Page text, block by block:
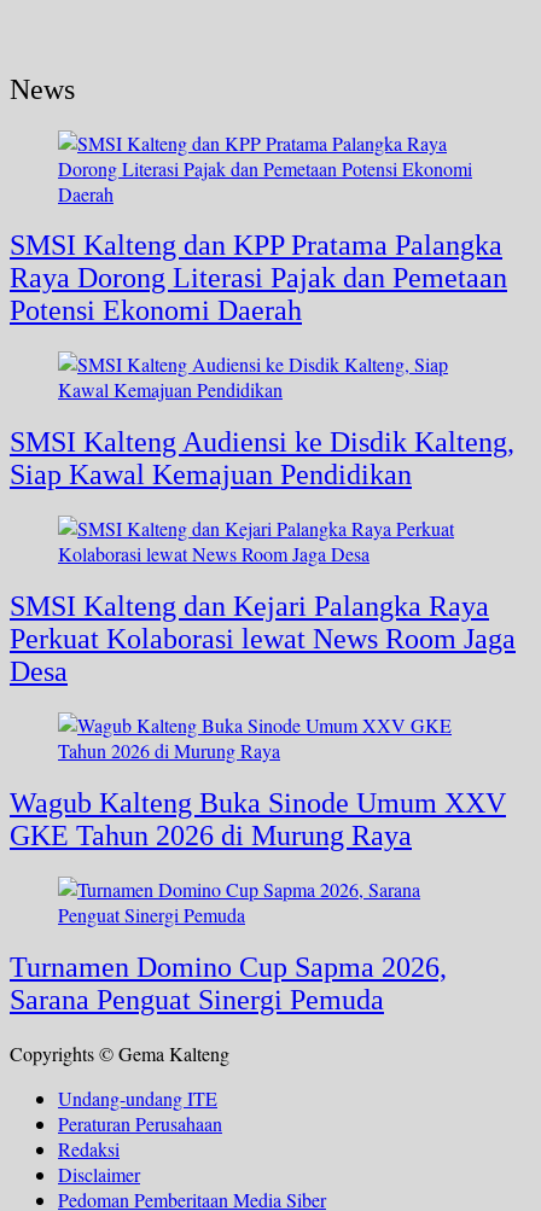
News
SMSI Kalteng dan KPP Pratama Palangka
Raya Dorong Literasi Pajak dan Pemetaan
Potensi Ekonomi Daerah
SMSI Kalteng Audiensi ke Disdik Kalteng,
Siap Kawal Kemajuan Pendidikan
SMSI Kalteng dan Kejari Palangka Raya
Perkuat Kolaborasi lewat News Room Jaga
Desa
Wagub Kalteng Buka Sinode Umum XXV
GKE Tahun 2026 di Murung Raya
Turnamen Domino Cup Sapma 2026,
Sarana Penguat Sinergi Pemuda
Copyrights © Gema Kalteng
Undang-undang ITE
Peraturan Perusahaan
Redaksi
Disclaimer
Pedoman Pemberitaan Media Siber